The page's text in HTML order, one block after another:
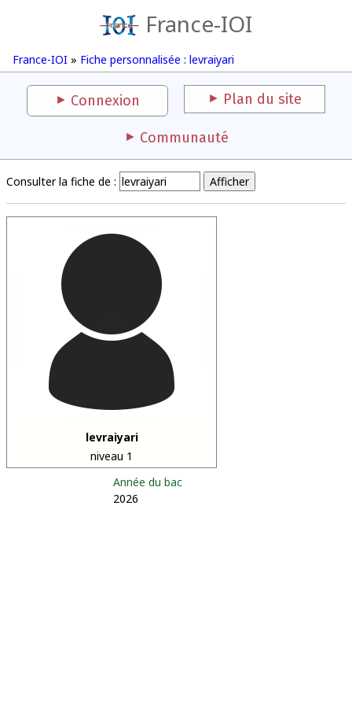
France-IOI
France-IOI » Fiche personnalisée : levraiyari
Connexion Plan du site
Communauté
Consulter la fiche de :
levraiyari
niveau 1
Année du bac
2026